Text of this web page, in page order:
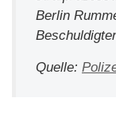
Berlin
Quelle: